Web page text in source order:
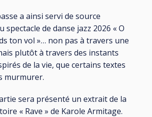
a ainsi servi de source
spectacle de danse jazz 2026 « O
ton vol »… non pas à travers une
plutôt à travers des instants
de la vie, que certains textes
murmurer.
sera présenté un extrait de la
« Rave » de Karole Armitage.